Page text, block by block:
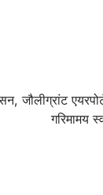
जौलीग्रांट
गरिमामय